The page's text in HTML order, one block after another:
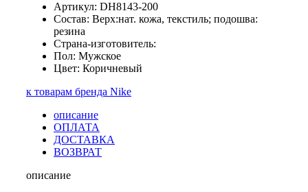
Артикул: DH8143-200
Состав: Верх:нат. кожа, текстиль; подошва:
резина
Страна-изготовитель:
Пол: Мужское
Цвет: Коричневый
к товарам бренда Nike
описание
ОПЛАТА
ДОСТАВКА
ВОЗВРАТ
описание